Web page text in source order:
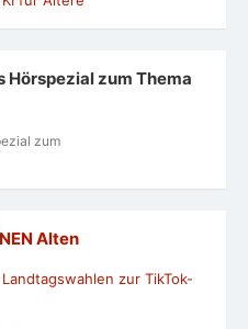
Hörspezial zum Thema
zum
Alten
zur TikTok-